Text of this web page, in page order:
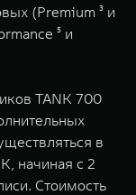
(Premium ³ и
⁵ и
TANK 700
в
начиная c 2
Стоимость